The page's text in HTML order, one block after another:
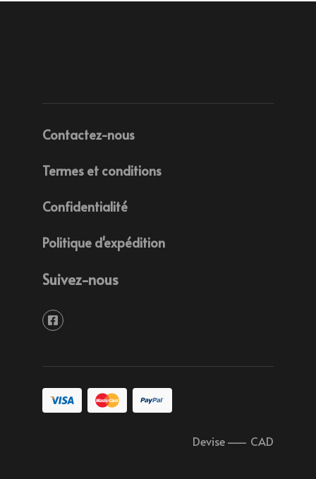
Contactez-nous
Termes et conditions
Confidentialité
Politique d'expédition
Suivez-nous
Devise– CAD